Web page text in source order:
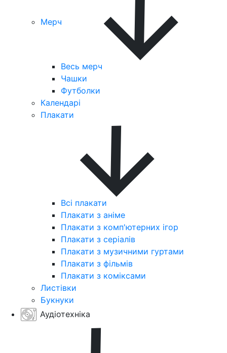
Мерч
Весь мерч
Чашки
Футболки
Календарі
Плакати
Всі плакати
Плакати з аніме
Плакати з комп'ютерних ігор
Плакати з серіалів
Плакати з музичними гуртами
Плакати з фільмів
Плакати з коміксами
Листівки
Букнуки
Аудіотехніка